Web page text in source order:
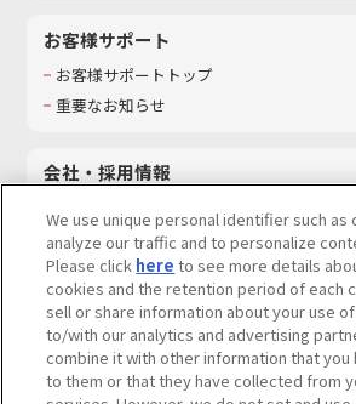
お客様サポート
お客様サポートトップ
重要なお知らせ
会社・採用情報
採用情報
サステナビリティ
お問い合わせ
We use unique personal identifier such as
analyze our traffic and to personalize
Please click here to see more details
cookies and the retention period of each
sell or share information about your use
to/with our analytics and advertising
combine it with other information that you
to them or that they have collected from